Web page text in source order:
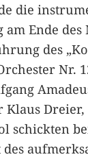
die
Ende des
des
Nr.
schickten